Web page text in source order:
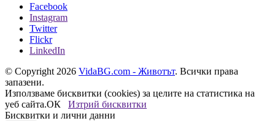
Facebook
Instagram
Twitter
Flickr
LinkedIn
© Copyright 2026 VidaBG.com - Животът. Всички права
запазени.
Използваме бисквитки (cookies) за целите на статистика на
уеб сайта.ОК
Изтрий бисквитки
Бисквитки и лични данни